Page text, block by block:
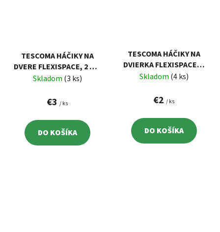
TESCOMA HÁČIKY NA
DVERE FLEXISPACE, 2 KS,
TRANSPARENTNÉ
Skladom (3 ks)
€3 / ks
DO KOŠÍKA
TESCOMA HÁČIKY NA
DVIERKA FLEXISPACE, 2
KS
Skladom (4 ks)
€2 / ks
DO KOŠÍKA